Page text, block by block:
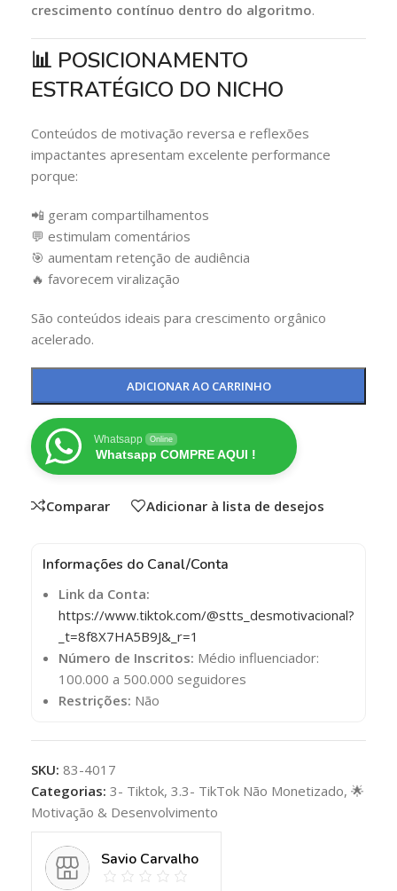
crescimento contínuo dentro do algoritmo.
📊 POSICIONAMENTO
ESTRATÉGICO DO NICHO
Conteúdos de motivação reversa e reflexões
impactantes apresentam excelente performance
porque:
📲 geram compartilhamentos
💬 estimulam comentários
🎯 aumentam retenção de audiência
🔥 favorecem viralização
São conteúdos ideais para crescimento orgânico
acelerado.
ADICIONAR AO CARRINHO
Whatsapp Online
Whatsapp COMPRE AQUI !
Comparar Adicionar à lista de desejos
Informações do Canal/Conta
Link da Conta:
https://www.tiktok.com/@stts_desmotivacional?
_t=8f8X7HA5B9J&_r=1
Número de Inscritos: Médio influenciador:
100.000 a 500.000 seguidores
Restrições: Não
SKU: 83-4017
Categorias: 3- Tiktok, 3.3- TikTok Não Monetizado, 🌟
Motivação & Desenvolvimento
Savio Carvalho